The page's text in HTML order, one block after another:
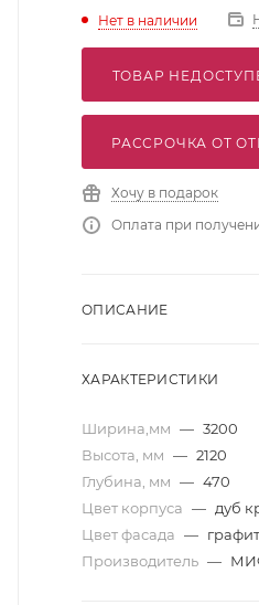
Нет в наличии
ТОВАР
РАССРОЧКА ОТ
Хочу в подарок
Оплата при
ОПИСАНИЕ
ХАРАКТЕРИСТИКИ
Ширина,мм — 3200
Высота, мм — 2120
Глубина, мм — 470
Цвет корпуса — дуб
Цвет фасада — графит
Производитель —